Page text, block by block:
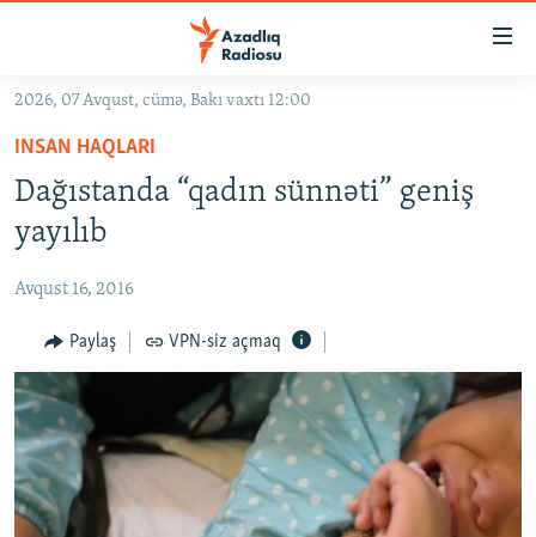
Əsas
qayıt
Əsas
naviqasiyaya
qayıt
KORRUPSIOMETR
#ƏSLINDƏ
FƏRQƏ BAX
QANUNI DOĞRU
ARAŞDIRMA
MULTIMEDIA
VIDEO
FOTOQALEREYA
RADIO ARXIV
OXU ZALI
HAQQIMIZDA
2026, 07 Avqust, cümə, Bakı vaxtı 12:00
INSAN HAQLARI
Dağıstanda “qadın sünnəti” geniş
yayılıb
Avqust 16, 2016
Paylaş VPN-siz açmaq